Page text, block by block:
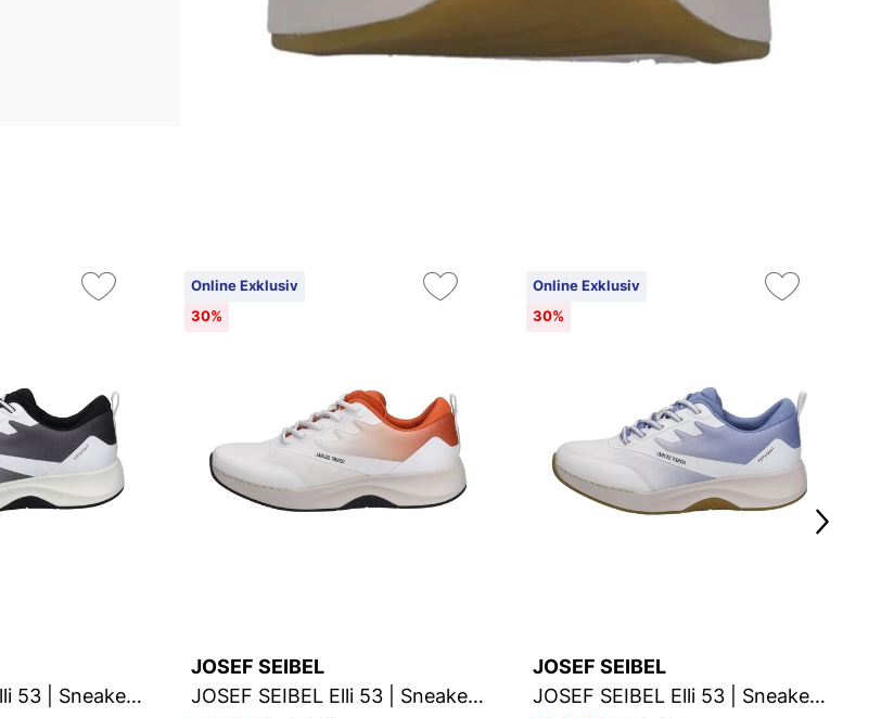
JOSEF SEIBEL Elli 53 | Sneaker für Damen | Schwarz
Online Exklusiv
30%
JOSEF SEIBEL
JOSEF SEIBEL Elli 53 | Sneaker für Damen | Rot
Online Exklusiv
30%
JOSEF SEIBEL
JOSEF SEIBEL Elli 53 | Sneaker für Damen | Blau